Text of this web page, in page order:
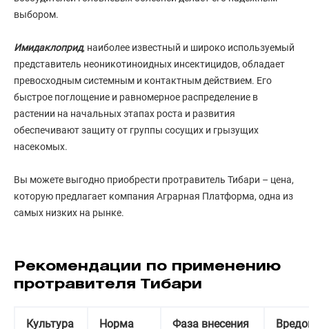
выбором.
Имидаклоприд, наиболее известный и широко используемый
представитель неоникотиноидных инсектицидов, обладает
превосходным системным и контактным действием. Его
быстрое поглощение и равномерное распределение в
растении на начальных этапах роста и развития
обеспечивают защиту от группы сосущих и грызущих
насекомых.
Вы можете выгодно приобрести протравитель Тибари – цена,
которую предлагает компания Аграрная Платформа, одна из
самых низких на рынке.
Рекомендации по применению
протравителя Тибари
Культура
Норма
Фаза внесения